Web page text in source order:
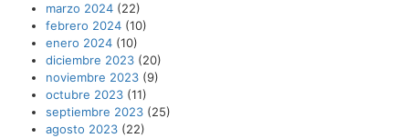
marzo 2024 (22)
febrero 2024 (10)
enero 2024 (10)
diciembre 2023 (20)
noviembre 2023 (9)
octubre 2023 (11)
septiembre 2023 (25)
agosto 2023 (22)